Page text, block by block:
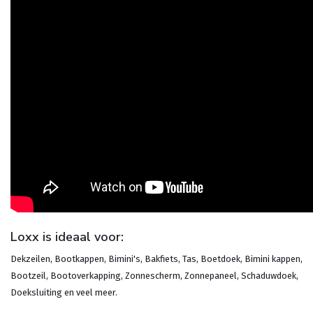
Loxx is ideaal voor:
Dekzeilen, Bootkappen, Bimini's, Bakfiets, Tas, Boetdoek, Bimini kappen,
Bootzeil, Bootoverkapping, Zonnescherm, Zonnepaneel, Schaduwdoek,
Doeksluiting en veel meer.